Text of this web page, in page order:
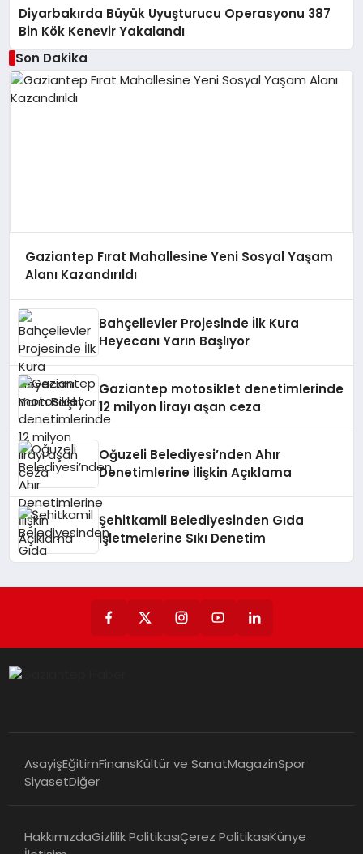
Diyarbakırda Büyük Uyuşturucu Operasyonu 387
Bin Kök Kenevir Yakalandı
Son Dakika
Gaziantep Fırat Mahallesine Yeni Sosyal Yaşam
Alanı Kazandırıldı
Bahçelievler Projesinde İlk Kura
Heyecanı Yarın Başlıyor
Gaziantep motosiklet denetimlerinde
12 milyon lirayı aşan ceza
Oğuzeli Belediyesi’nden Ahır
Denetimlerine İlişkin Açıklama
Şehitkamil Belediyesinden Gıda
İşletmelerine Sıkı Denetim
AsayişEğitimFinansKültür ve SanatMagazinSpor
SiyasetDiğer
HakkımızdaGizlilik PolitikasıÇerez PolitikasıKünye